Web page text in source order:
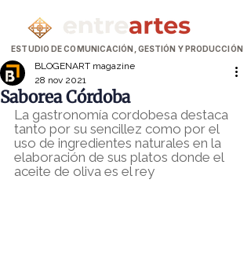
ESTUDIO DE COMUNICACIÓN, GESTIÓN Y PRODUCCIÓN
Saborea Córdoba
BLOGENART magazine
28 nov 2021
La gastronomía cordobesa destaca
tanto por su sencillez como por el
uso de ingredientes naturales en la
elaboración de sus platos donde el
aceite de oliva es el rey